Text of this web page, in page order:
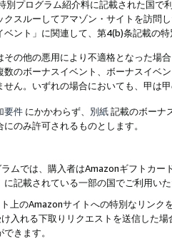
別プログラム紹介料に記載された国で
スルーしてアマゾン・サイトを訪問
ベント」に関連して、第4(b)条記載の
その他の悪用により不適格となった場
数のボーナスイベント、ボーナスイベ
せん。いずれの場合においても、甲は
要件 にかかわらず、 別紙記載のボーナ
のみ許可されるものとします。
ムでは、購入者はAmazonギフトカ
に記載されている一部の国でご利用い
上のAmazonサイトへの特別なリン
入れる下取りリクエストを送信した
きます。